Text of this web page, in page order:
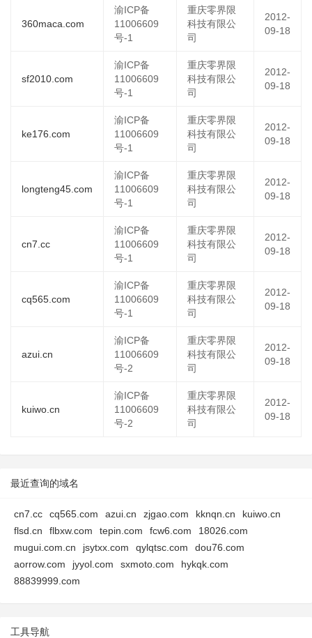
360maca.com
渝ICP备
11006609
号-1
重庆零界限
科技有限公
司
2012-
09-18
sf2010.com
渝ICP备
11006609
号-1
重庆零界限
科技有限公
司
2012-
09-18
ke176.com
渝ICP备
11006609
号-1
重庆零界限
科技有限公
司
2012-
09-18
longteng45.com
渝ICP备
11006609
号-1
重庆零界限
科技有限公
司
2012-
09-18
cn7.cc
渝ICP备
11006609
号-1
重庆零界限
科技有限公
司
2012-
09-18
cq565.com
渝ICP备
11006609
号-1
重庆零界限
科技有限公
司
2012-
09-18
azui.cn
渝ICP备
11006609
号-2
重庆零界限
科技有限公
司
2012-
09-18
kuiwo.cn
渝ICP备
11006609
号-2
重庆零界限
科技有限公
司
2012-
09-18
最近查询的域名
cn7.cc cq565.com azui.cn zjgao.com kknqn.cn
kuiwo.cn
flsd.cn
flbxw.com tepin.com fcw6.com
18026.com
mugui.com.cn
jsytxx.com qylqtsc.com
dou76.com
aorrow.com
jyyol.com sxmoto.com
hykqk.com
88839999.com
工具导航